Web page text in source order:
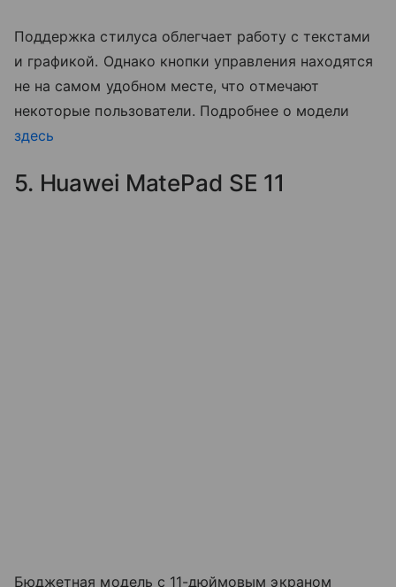
Поддержка стилуса облегчает работу с текстами
и графикой. Однако кнопки управления находятся
не на самом удобном месте, что отмечают
некоторые пользователи. Подробнее о модели
здесь
5. Huawei MatePad SE 11
Бюджетная модель с 11-дюймовым экраном